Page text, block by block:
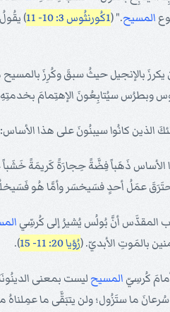
المسيح." (1كُورنثُوس 3: 10- 11
)
بالإنجيل حيثُ سبقَ وكُرِزَ
وبطرُس سيُتابِعُونَ الإهتِمامَ
الذين كانُوا سيبنُونَ على هذا الأساس:
الأساس ذَهَباً فِضَّةً حِجارَةً كَريمَةً
عمَلُ أحدٍ فسَيخسَر وأمَّا هُو
المقدَّس أنَّ بُولُس يُشيرُ إلى كُرسِّي
بالمَوتِ الأبديّ. (رُؤيا 20: 11- 15 ).
كُرسِيّ المسيح ليست بمعنى
ما ستَزُول؛ ولن يتبَقَّى ما عمِلناهُ